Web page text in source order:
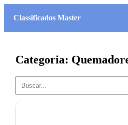
Classificados Master
Categoria: